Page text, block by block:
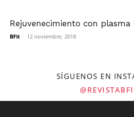
Rejuvenecimiento con plasma
BFit - 12 noviembre, 2018
SÍGUENOS EN